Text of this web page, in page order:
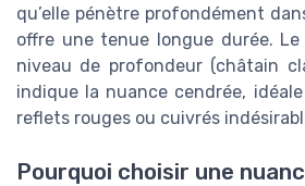
qu’elle pénètre profondément
offre une tenue longue durée.
niveau de profondeur (châtain
indique la nuance cendrée,
reflets rouges ou cuivrés
Pourquoi choisir une